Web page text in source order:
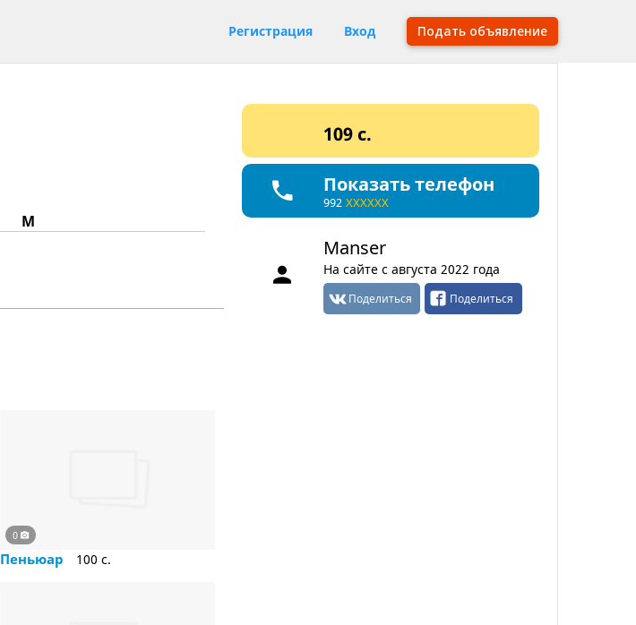
Регистрация Вход Подать объявление
M
109 c.
Показать телефон
992 XXXXXX
Manser
На сайте с августа 2022 года
Поделиться Поделиться
0
Пеньюар 100 c.